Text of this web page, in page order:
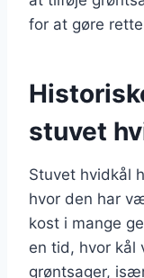
for at gøre
stuvet
Stuvet hvidkål
hvor den har
kost i mange
en tid, hvor kål
grøntsager,